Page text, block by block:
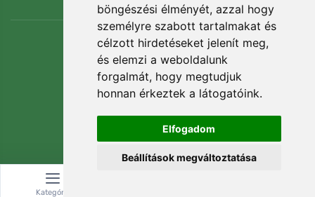
böngészési élményét, azzal hogy
személyre szabott tartalmakat és
célzott hirdetéseket jelenít meg,
és elemzi a weboldalunk
forgalmát, hogy megtudjuk
honnan érkeztek a látogatóink.
Elfogadom
Beállítások megváltoztatása
Kategória